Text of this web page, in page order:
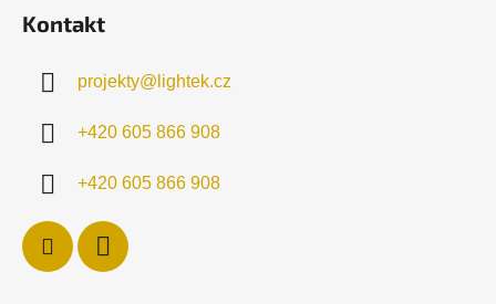
Kontakt
projekty@ lightek.cz
+420 605 866 908
+420 605 866 908